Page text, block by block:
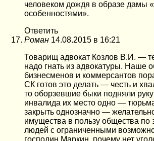
человеком дождя в образе дамы
особенностями».
Ответить
Роман 14.08.2015 в 16:21
Товарищ адвокат Козлов В.И. —
надо гнать из адвокатуры. Наше
бизнесменов и коммерсантов
СК готов это делать — честь и
то оборзевшие быки подняли
инвалида их место одно —
закрыть однозначно —
имущества в пользу общества по
людей с ограниченными
господин Маркин, почему нет